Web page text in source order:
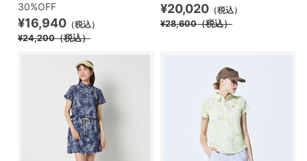
30%OFF
¥16,940 （税込）
¥24,200（税込）
¥20,020 （税込）
¥28,600（税込）